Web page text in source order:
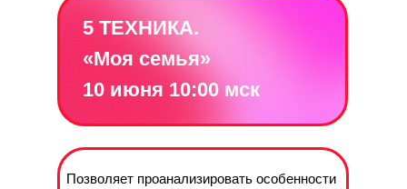
Позволяет проанализировать особенности
5 ТЕХНИКА.
«Моя семья»
10 июня 10:00 мск